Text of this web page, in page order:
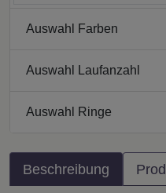
Auswahl Farben
Auswahl Laufanzahl
Auswahl Ringe
Beschreibung